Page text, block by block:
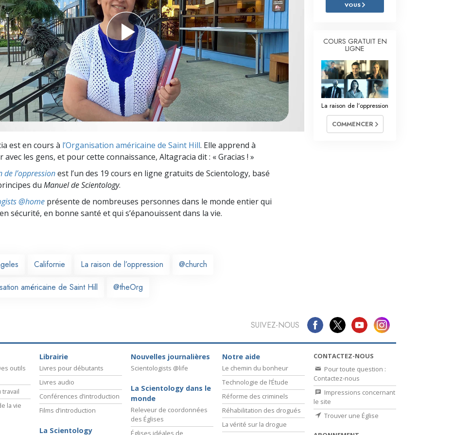
grandeur ? L’échelle des tons émotionnels
Réponses aux drogues
Les enfants
Des outils pour le monde du travail
L’éthique et les conditions
La raison de l’oppression
Les investigations
est en cours à l’Organisation américaine de Saint Hill. Elle apprend à
avec les gens, et pour cette connaissance, Altagracia dit : « Gracias ! »
de l’oppressionest l’un des 19 cours en ligne gratuits de Scientology, basé
du Manuel de Scientology.
@home présente de nombreuses personnes dans le monde entier qui
sécurité, en bonne santé et qui s’épanouissent dans la vie.
Californie La raison de l’oppression @church
américaine de Saint Hill @theOrg
VOUS
COURS GRATUIT EN
LIGNE
La raison de l’oppression
COMMENCER
SUIVEZ-NOUS
outils
travail
la vie
Librairie
Livres pour débutants
Livres audio
Conférences d’introduction
Films d’introduction
La Scientology
Nouvelles journalières
Scientologists @life
La Scientology dans le
monde
Releveur de coordonnées
des Églises
Églises idéales de
Notre aide
Le chemin du bonheur
Technologie de l’Étude
Réforme des criminels
Réhabilitation des drogués
La vérité sur la drogue
CONTACTEZ-NOUS
Pour toute question :
Contactez-nous
Impressions concernant
le site
Trouver une Église